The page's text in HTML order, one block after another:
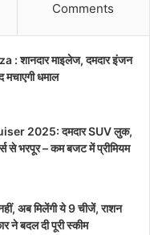
Comments
शानदार माइलेज, दमदार इंजन
धमाल
2025: दमदार SUV लुक,
से भरपूर – कम बजट में प्रीमियम
अब मिलेंगी ये 9 चीजें, राशन
ने बदल दी पूरी स्कीम